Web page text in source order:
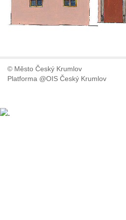
© Město Český Krumlov
Platforma @OIS Český Krumlov